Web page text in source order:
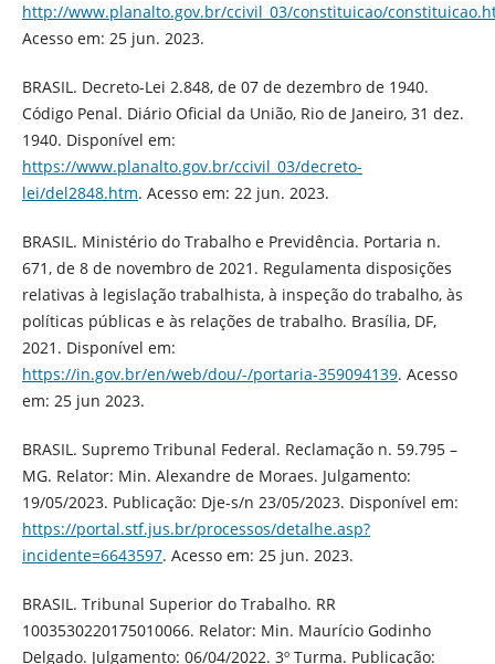
http://www.planalto.gov.br/ccivil_03/constituicao/
Acesso em: 25 jun. 2023.
BRASIL. Decreto-Lei 2.848, de 07 de dezembro de 1940.
Código Penal. Diário Oficial da União, Rio de Janeiro, 31 dez.
1940. Disponível em:
https://www.planalto.gov.br/ccivil_03/decreto-
lei/del2848.htm. Acesso em: 22 jun. 2023.
BRASIL. Ministério do Trabalho e Previdência. Portaria n.
671, de 8 de novembro de 2021. Regulamenta disposições
relativas à legislação trabalhista, à inspeção do trabalho, às
políticas públicas e às relações de trabalho. Brasília, DF,
2021. Disponível em:
https://in.gov.br/en/web/dou/-/portaria-359094139. Acesso
em: 25 jun 2023.
BRASIL. Supremo Tribunal Federal. Reclamação n. 59.795 –
MG. Relator: Min. Alexandre de Moraes. Julgamento:
19/05/2023. Publicação: Dje-s/n 23/05/2023. Disponível em:
https://portal.stf.jus.br/processos/detalhe.asp?
incidente=6643597. Acesso em: 25 jun. 2023.
BRASIL. Tribunal Superior do Trabalho. RR
1003530220175010066. Relator: Min. Maurício Godinho
Delgado. Julgamento: 06/04/2022. 3º Turma. Publicação: